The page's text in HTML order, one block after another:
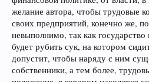
желание автора, чтобы трудовые
своих предприятий, конечно же,
невыполнимо, так как
будет рубить сук, на котором
допустит, чтобы наряду с ним
собственники, а тем более,